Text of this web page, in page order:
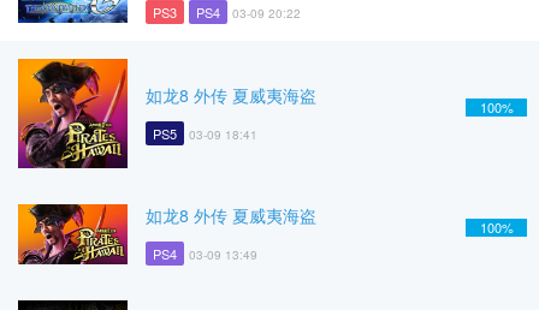
PS3 PS4 03-09 20:22
如龙8 外传 夏威夷海盗
PS5 03-09 18:41
100%
如龙8 外传 夏威夷海盗
PS4 03-09 13:49
100%